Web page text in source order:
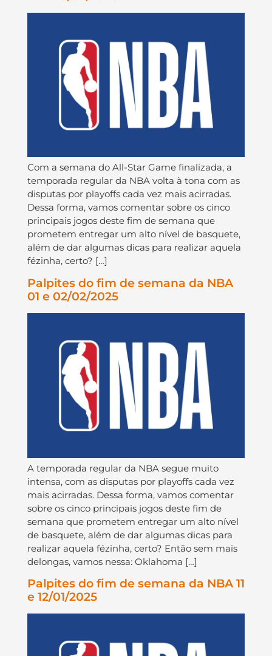
Com a semana do All-Star Game finalizada, a
temporada regular da NBA volta à tona com as
disputas por playoffs cada vez mais acirradas.
Dessa forma, vamos comentar sobre os cinco
principais jogos deste fim de semana que
prometem entregar um alto nível de basquete,
além de dar algumas dicas para realizar aquela
fézinha, certo? […]
Palpites do fim de semana da NBA
01 e 02/02/2025
A temporada regular da NBA segue muito
intensa, com as disputas por playoffs cada vez
mais acirradas. Dessa forma, vamos comentar
sobre os cinco principais jogos deste fim de
semana que prometem entregar um alto nível
de basquete, além de dar algumas dicas para
realizar aquela fézinha, certo? Então sem mais
delongas, vamos nessa: Oklahoma […]
Palpites do fim de semana da NBA 11
e 12/01/2025